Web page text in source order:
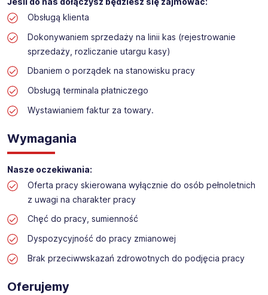
w całym kraju. Skutecznie znajdujemy pracowników dla
największych firm, jak również małych rodzinnych
przedsiębiorstw w Polsce. Agencja jest wpisana pod nr
396 w Krajowym Rejestrze Agencji Zatrudnienia.
Obecnie dla naszego Klienta, poszukujemy osób do pracy
na stanowisko:
Praca w sektorze obsługi klienta w markecie
Lokalizacja: Rumia
Obsługą klienta
Dokonywaniem sprzedaży na linii kas (rejestrowanie
sprzedaży, rozliczanie utargu kasy)
Dbaniem o porządek na stanowisku pracy
Obsługą terminala płatniczego
Wystawianiem faktur za towary.
Wymagania
Nasze oczekiwania:
Oferta pracy skierowana wyłącznie do osób pełnoletnich
z uwagi na charakter pracy
Chęć do pracy, sumienność
Dyspozycyjność do pracy zmianowej
Brak przeciwwskazań zdrowotnych do podjęcia pracy
Oferujemy